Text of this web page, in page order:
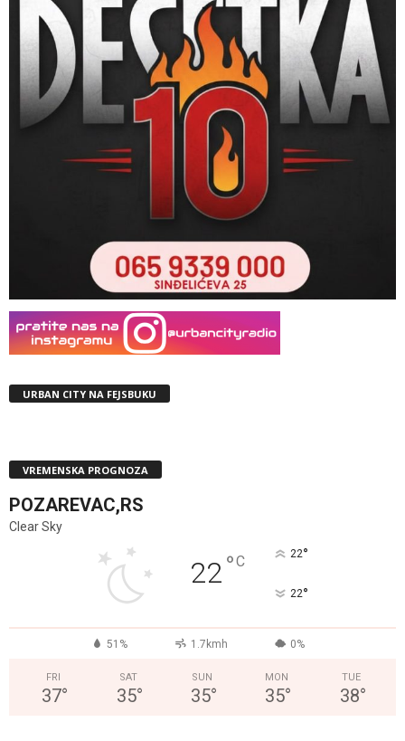
URBAN CITY NA FEJSBUKU
VREMENSKA PROGNOZA
POZAREVAC,RS
Clear Sky
22°C 22°
22°
51% 1.7kmh 0%
FRI
37°
SAT
35°
SUN
35°
MON
35°
TUE
38°